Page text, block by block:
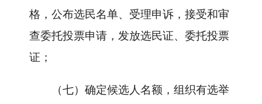
格，公布选民名单、受理申诉，接受和审
查委托投票申请，发放选民证、委托投票
证；
（七）确定候选人名额，组织有选举